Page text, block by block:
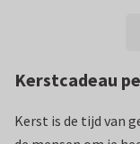
Kerstcadeau
Kerst is de tijd van